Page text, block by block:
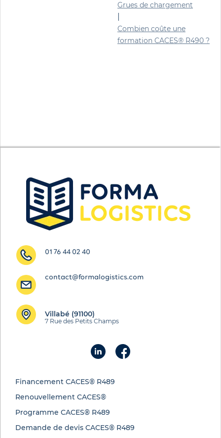
Grues de chargement
Combien coûte une
formation CACES® R490 ?
Financement CACES® R489
Renouvellement CACES®
Programme CACES® R489
Demande de devis CACES® R489
01 76 44 02 40
contact@formalogistics.com
Villabé (91100)
7 Rue des Petits Champs